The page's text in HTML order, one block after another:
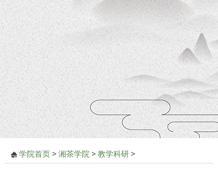
学院首页>湘茶学院>教学科研>